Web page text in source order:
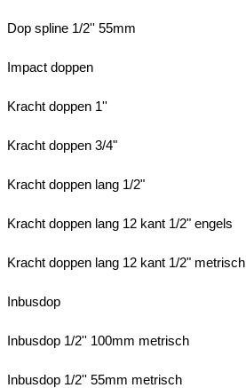
Dop spline 1/2'' 55mm
Impact doppen
Kracht doppen 1''
Kracht doppen 3/4"
Kracht doppen lang 1/2"
Kracht doppen lang 12 kant 1/2" engels
Kracht doppen lang 12 kant 1/2" metrisch
Inbusdop
Inbusdop 1/2'' 100mm metrisch
Inbusdop 1/2'' 55mm metrisch